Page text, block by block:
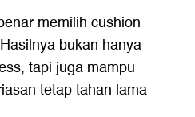
memilih cushion
bukan hanya
tapi juga mampu
tetap tahan lama